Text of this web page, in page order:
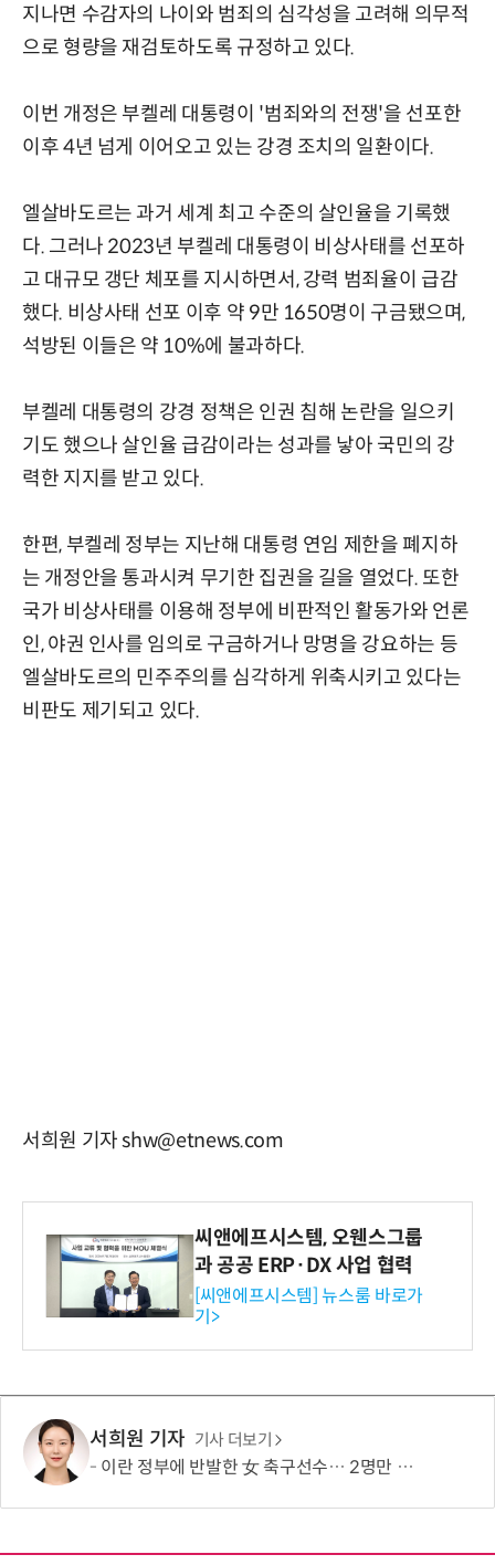
지나면 수감자의 나이와 범죄의 심각성을 고려해 의무적
으로 형량을 재검토하도록 규정하고 있다.
이번 개정은 부켈레 대통령이 '범죄와의 전쟁'을 선포한
이후 4년 넘게 이어오고 있는 강경 조치의 일환이다.
엘살바도르는 과거 세계 최고 수준의 살인율을 기록했
다. 그러나 2023년 부켈레 대통령이 비상사태를 선포하
고 대규모 갱단 체포를 지시하면서, 강력 범죄율이 급감
했다. 비상사태 선포 이후 약 9만 1650명이 구금됐으며,
석방된 이들은 약 10%에 불과하다.
부켈레 대통령의 강경 정책은 인권 침해 논란을 일으키
기도 했으나 살인율 급감이라는 성과를 낳아 국민의 강
력한 지지를 받고 있다.
한편, 부켈레 정부는 지난해 대통령 연임 제한을 폐지하
는 개정안을 통과시켜 무기한 집권을 길을 열었다. 또한
국가 비상사태를 이용해 정부에 비판적인 활동가와 언론
인, 야권 인사를 임의로 구금하거나 망명을 강요하는 등
엘살바도르의 민주주의를 심각하게 위축시키고 있다는
비판도 제기되고 있다.
서희원 기자 shw@etnews.com
씨앤에프시스템, 오웬스그룹
과 공공 ERP·DX 사업 협력
[씨앤에프시스템] 뉴스룸 바로가
기>
서희원 기자 기사 더보기
이란 정부에 반발한 女 축구선수… 2명만 호주 시민권 취득